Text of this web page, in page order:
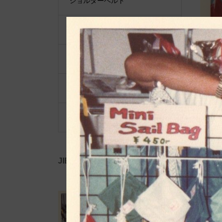
ポーチ・ポシェット
小物類
限定品・限定カラー
その他
JIB公式SNS